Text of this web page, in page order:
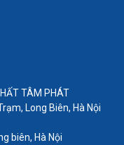
thổi khí
thông thoáng, có
thổi khí không
TÂM PHÁT
Long Biên, Hà Nội
biên, Hà Nội